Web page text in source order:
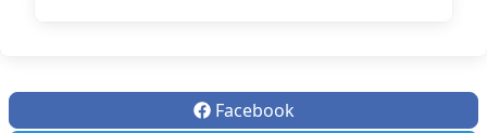
Facebook